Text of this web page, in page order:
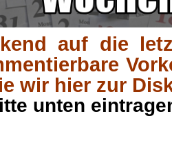
auf die
wir hier zur
unten